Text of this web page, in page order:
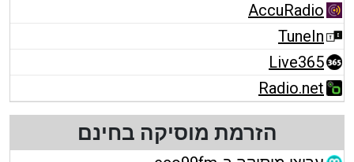
AccuRadio
TuneIn
Live365
Radio.net
הזרמת מוסיקה בחינם